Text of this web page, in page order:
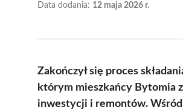
Data dodania: 12 maja 2026 r.
Zakończył się proces
którym mieszkańcy Bytomia
inwestycji i remontów.